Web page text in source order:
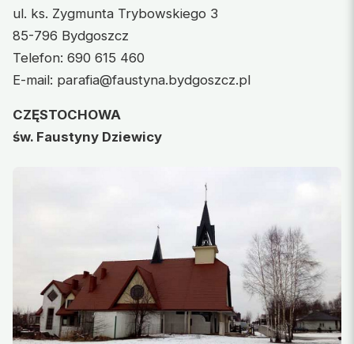
ul. ks. Zygmunta Trybowskiego 3
85-796 Bydgoszcz
Telefon: 690 615 460
E-mail: parafia@faustyna.bydgoszcz.pl
CZĘSTOCHOWA
św. Faustyny Dziewicy